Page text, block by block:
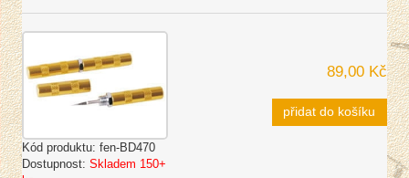
Kód produktu: fen-BD470
Dostupnost: Skladem 150+
89,00 Kč
přidat do košíku